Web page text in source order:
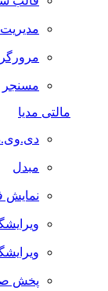
مدیریت
مسنجر
مالتی مدیا
مبدل
نمایش
پخش